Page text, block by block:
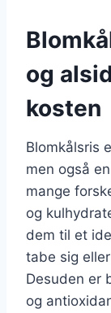
og
kosten
Blomkålsris
men også
mange
og
dem til et
tabe sig
Desuden er
og